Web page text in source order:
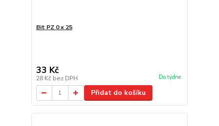
Bit PZ 0 x 25
33 Kč
28 Kč bez DPH Do týdne
Přidat do košíku